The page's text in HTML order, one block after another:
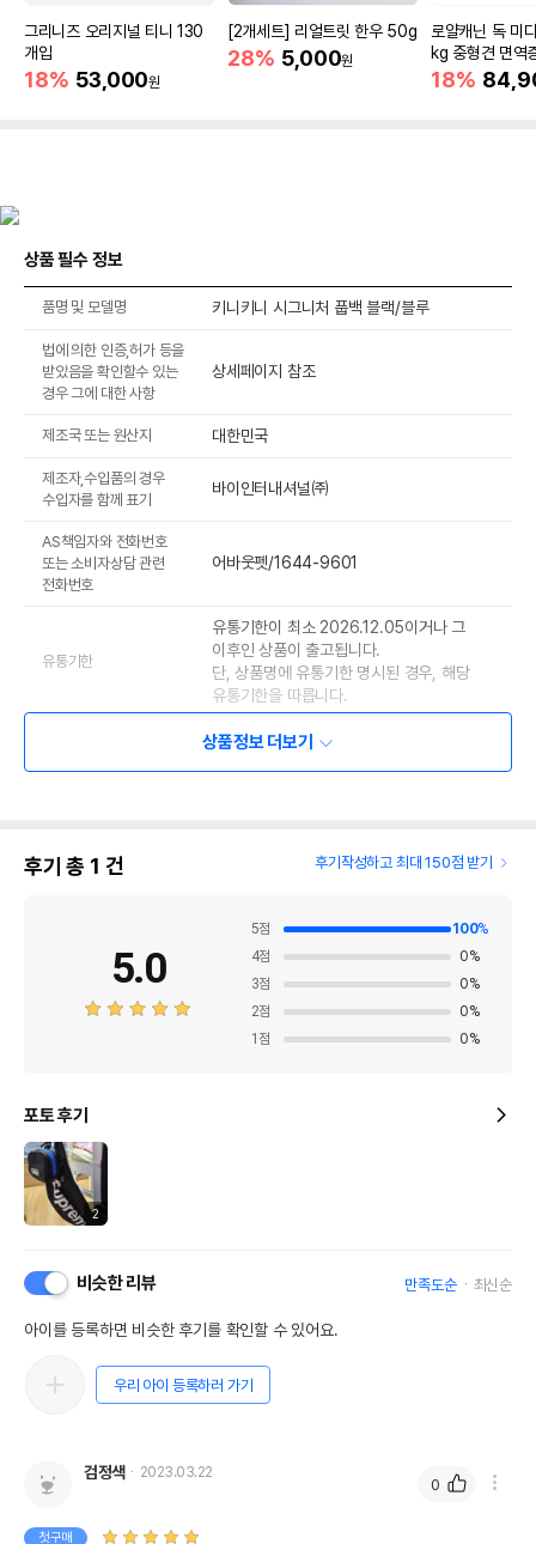
그리니즈 오리지널 티니 130
개입
18% 53,000원
[2개세트] 리얼트릿 한우 50g
28% 5,000원
로얄캐닌 독 미
kg 중형견 면역
18%
상품 필수 정보
품명 및 모델명 키니키니 시그니처 풉백 블랙/블루
법에 의한 인증,허가 등을
받았음을 확인할수 있는
경우 그에 대한 사항
상세페이지 참조
제조국 또는 원산지 대한민국
제조자,수입품의 경우
수입자를 함께 표기
바이인터내셔널㈜
AS책임자와 전화번호
또는 소비자상담 관련
전화번호
어바웃펫/1644-9601
유통기한
유통기한이 최소 2026.12.05이거나 그
이후인 상품이 출고됩니다.
단, 상품명에 유통기한 명시된 경우, 해당
유통기한을 따릅니다.
상품정보 더보기
후기 총 1 건 후기작성하고 최대 150점 받기
5.0
5점 100%
4점 0%
3점 0%
2점 0%
1 점 0%
포토 후기
2
비슷한 리뷰 만족도순 최신순
아이를 등록하면 비슷한 후기를 확인할 수 있어요.
우리 아이 등록하러 가기
검정색 2023.03.22
첫구매
0